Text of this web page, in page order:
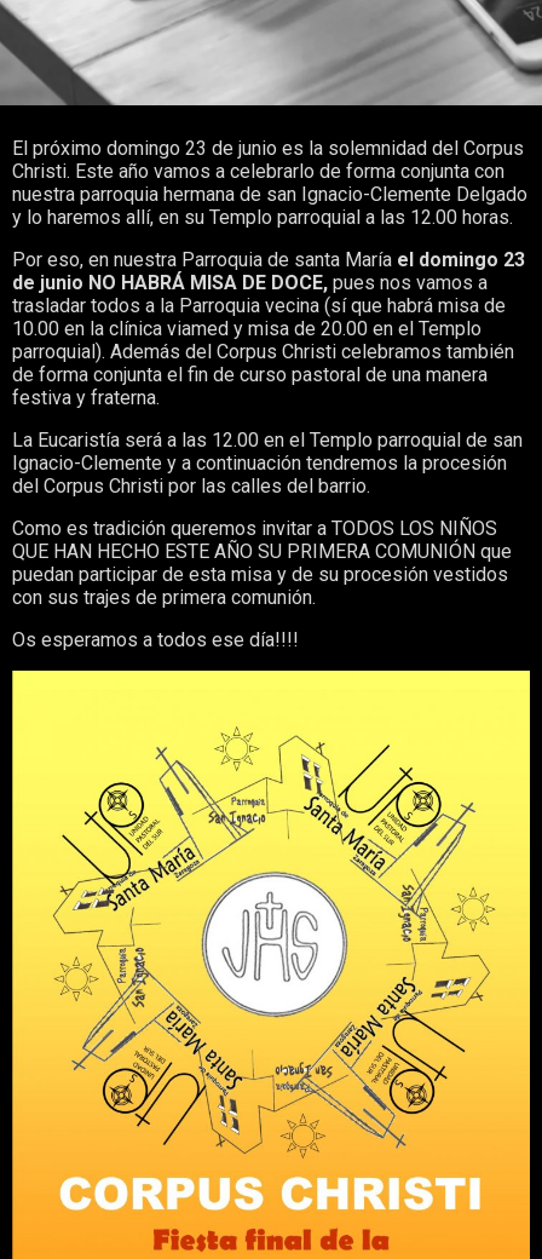
El próximo domingo 23 de junio es la solemnidad del Corpus
Christi. Este año vamos a celebrarlo de forma conjunta con
nuestra parroquia hermana de san Ignacio-Clemente Delgado
y lo haremos allí, en su Templo parroquial a las 12.00 horas.
Por eso, en nuestra Parroquia de santa María el domingo 23
de junio NO HABRÁ MISA DE DOCE, pues nos vamos a
trasladar todos a la Parroquia vecina (sí que habrá misa de
10.00 en la clínica viamed y misa de 20.00 en el Templo
parroquial). Además del Corpus Christi celebramos también
de forma conjunta el fin de curso pastoral de una manera
festiva y fraterna.
La Eucaristía será a las 12.00 en el Templo parroquial de san
Ignacio-Clemente y a continuación tendremos la procesión
del Corpus Christi por las calles del barrio.
Como es tradición queremos invitar a TODOS LOS NIÑOS
QUE HAN HECHO ESTE AÑO SU PRIMERA COMUNIÓN que
puedan participar de esta misa y de su procesión vestidos
con sus trajes de primera comunión.
Os esperamos a todos ese día!!!!